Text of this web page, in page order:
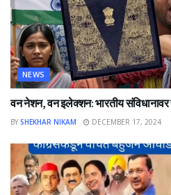
NEWS
वन नेशन, वन इलेक्शन: भारतीय संविधानावर
BY SHEKHAR NIKAM DECEMBER 17, 2024